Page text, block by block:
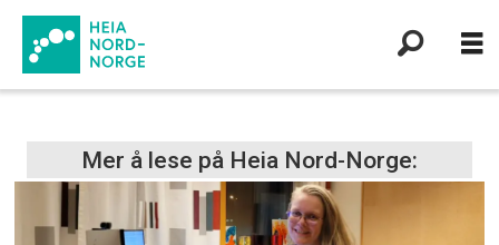
lns
Mer å lese på Heia Nord-Norge: